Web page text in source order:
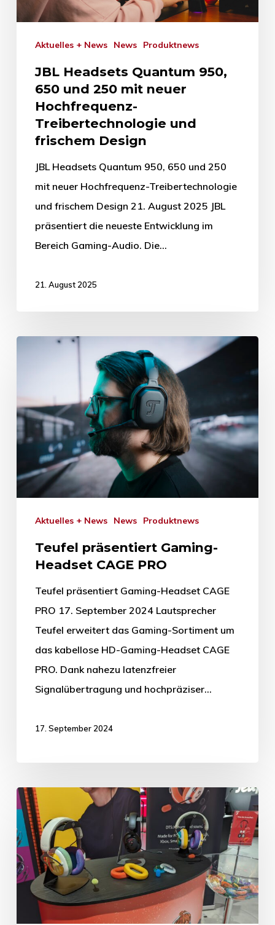
Aktuelles + News News Produktnews
JBL Headsets Quantum 950,
650 und 250 mit neuer
Hochfrequenz-
Treibertechnologie und
frischem Design
JBL Headsets Quantum 950, 650 und 250
mit neuer Hochfrequenz-Treibertechnologie
und frischem Design 21. August 2025 JBL
präsentiert die neueste Entwicklung im
Bereich Gaming-Audio. Die…
21. August 2025
Aktuelles + News News Produktnews
Teufel präsentiert Gaming-
Headset CAGE PRO
Teufel präsentiert Gaming-Headset CAGE
PRO 17. September 2024 Lautsprecher
Teufel erweitert das Gaming-Sortiment um
das kabellose HD-Gaming-Headset CAGE
PRO. Dank nahezu latenzfreier
Signalübertragung und hochpräziser…
17. September 2024